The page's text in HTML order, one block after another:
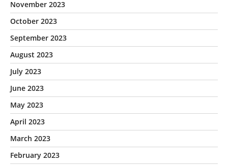
November 2023
October 2023
September 2023
August 2023
July 2023
June 2023
May 2023
April 2023
March 2023
February 2023